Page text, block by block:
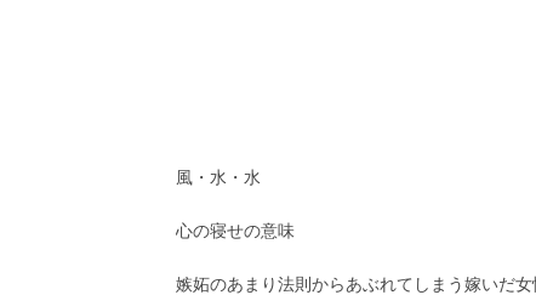
風・水・水
心の寝せの意味
嫉妬のあまり法則からあぶれてしまう嫁いだ女